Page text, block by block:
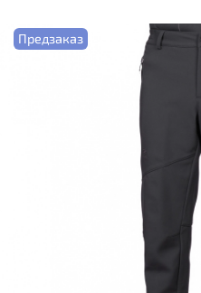
Предзаказ